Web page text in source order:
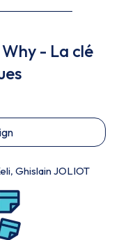
- La clé
, Ghislain JOLIOT